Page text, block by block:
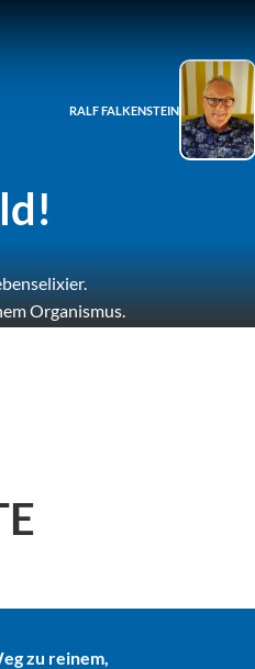
RALF FALKENSTEIN
Organismus.
zu reinem,